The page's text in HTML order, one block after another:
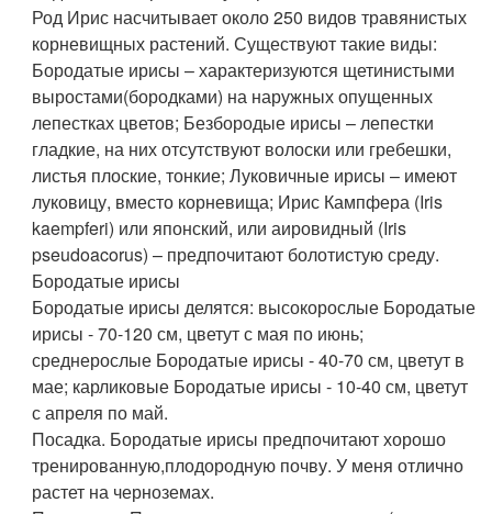
Род Ирис насчитывает около 250 видов травянистых
корневищных растений. Существуют такие виды:
Бородатые ирисы – характеризуются щетинистыми
выростами(бородками) на наружных опущенных
лепестках цветов; Безбородые ирисы – лепестки
гладкие, на них отсутствуют волоски или гребешки,
листья плоские, тонкие; Луковичные ирисы – имеют
луковицу, вместо корневища; Ирис Кампфера (Iris
kaempferi) или японский, или аировидный (Iris
pseudoacorus) – предпочитают болотистую среду.
Бородатые ирисы
Бородатые ирисы делятся: высокорослые Бородатые
ирисы - 70-120 см, цветут с мая по июнь;
среднерослые Бородатые ирисы - 40-70 см, цветут в
мае; карликовые Бородатые ирисы - 10-40 см, цветут
с апреля по май.
Посадка. Бородатые ирисы предпочитают хорошо
тренированную,плодородную почву. У меня отлично
растет на черноземах.